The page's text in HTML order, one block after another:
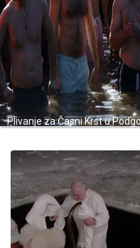
Plivanje za Časni Krst u